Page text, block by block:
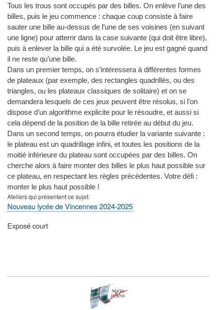
Tous les trous sont occupés par des billes. On enlève l’une des
billes, puis le jeu commence : chaque coup consiste à faire
sauter une bille au-dessus de l’une de ses voisines (en suivant
une ligne) pour atterrir dans la case suivante (qui doit être libre),
puis à enlever la bille qui a été survolée. Le jeu est gagné quand
il ne reste qu’une bille.
Dans un premier temps, on s’intéressera à différentes formes
de plateaux (par exemple, des rectangles quadrillés, ou des
triangles, ou les plateaux classiques de solitaire) et on se
demandera lesquels de ces jeux peuvent être résolus, si l’on
dispose d’un algorithme explicite pour le résoudre, et aussi si
cela dépend de la position de la bille retirée au début du jeu.
Dans un second temps, on pourra étudier la variante suivante :
le plateau est un quadrillage infini, et toutes les positions de la
moitié inférieure du plateau sont occupées par des billes. On
cherche alors à faire monter des billes le plus haut possible sur
ce plateau, en respectant les règles précédentes. Votre défi :
monter le plus haut possible !
Ateliers qui présentent ce sujet
Nouveau lycée de Vincennes 2024-2025
Type
Exposé court